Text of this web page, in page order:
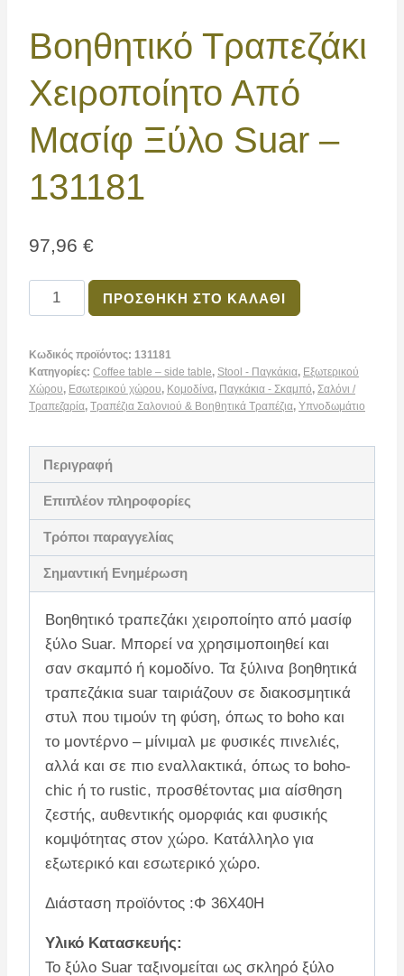
Βοηθητικό Τραπεζάκι
Χειροποίητο Από
Μασίφ Ξύλο Suar –
131181
97,96 €
ΠΡΟΣΘΉΚΗ ΣΤΟ ΚΑΛΆΘΙ
Κωδικός προϊόντος: 131181
Κατηγορίες: Coffee table – side table, Stool - Παγκάκια, Εξωτερικού
Χώρου, Εσωτερικού χώρου, Κομοδίνα, Παγκάκια - Σκαμπό, Σαλόνι /
Τραπεζαρία, Τραπέζια Σαλονιού & Βοηθητικά Τραπέζια, Υπνοδωμάτιο
Περιγραφή
Επιπλέον πληροφορίες
Τρόποι παραγγελίας
Σημαντική Ενημέρωση
Βοηθητικό τραπεζάκι χειροποίητο από μασίφ
ξύλο Suar. Μπορεί να χρησιμοποιηθεί και
σαν σκαμπό ή κομοδίνο. Τα ξύλινα βοηθητικά
τραπεζάκια suar ταιριάζουν σε διακοσμητικά
στυλ που τιμούν τη φύση, όπως το boho και
το μοντέρνο – μίνιμαλ με φυσικές πινελιές,
αλλά και σε πιο εναλλακτικά, όπως το boho-
chic ή το rustic, προσθέτοντας μια αίσθηση
ζεστής, αυθεντικής ομορφιάς και φυσικής
κομψότητας στον χώρο. Κατάλληλο για
εξωτερικό και εσωτερικό χώρο.
Διάσταση προϊόντος :Φ 36X40H
Υλικό Κατασκευής:
Το ξύλο Suar ταξινομείται ως σκληρό ξύλο